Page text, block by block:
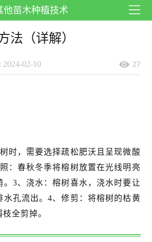
他苗木种植技术
法（详解）
2024-02-10 27
时，需要选择疏松肥沃且呈现微酸
：春秋冬季将榕树放置在光线明亮
。3、浇水：榕树喜水，浇水时要让
水孔流出。4、修剪：将榕树的枯黄
全剪掉。